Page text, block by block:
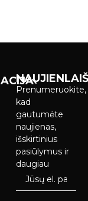
Prenumeruokite,
kad
gautumėte
naujienas,
išskirtinius
pasiūlymus ir
daugiau